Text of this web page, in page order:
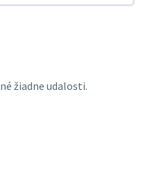
žiadne udalosti.